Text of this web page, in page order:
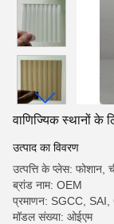
वाणिज्यिक स्थानों के
उत्पाद का विवरण
उत्पत्ति के प्लेस: फोशान,
ब्रांड नाम: OEM
प्रमाणन: SGCC,
मॉडल संख्या: ओईएम